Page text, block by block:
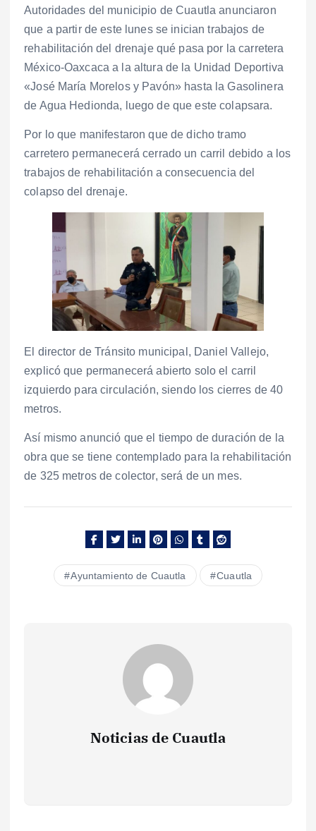
Autoridades del municipio de Cuautla anunciaron
que a partir de este lunes se inician trabajos de
rehabilitación del drenaje qué pasa por la carretera
México-Oaxcaca a la altura de la Unidad Deportiva
«José María Morelos y Pavón» hasta la Gasolinera
de Agua Hedionda, luego de que este colapsara.
Por lo que manifestaron que de dicho tramo
carretero permanecerá cerrado un carril debido a los
trabajos de rehabilitación a consecuencia del
colapso del drenaje.
El director de Tránsito municipal, Daniel Vallejo,
explicó que permanecerá abierto solo el carril
izquierdo para circulación, siendo los cierres de 40
metros.
Así mismo anunció que el tiempo de duración de la
obra que se tiene contemplado para la rehabilitación
de 325 metros de colector, será de un mes.
Ayuntamiento de Cuautla Cuautla
Noticias de Cuautla